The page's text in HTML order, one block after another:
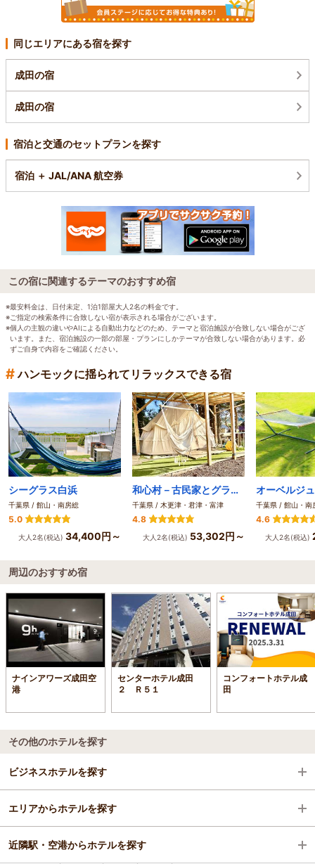
同じエリアにある宿を探す
成田の宿
成田の宿
宿泊と交通のセットプランを探す
宿泊 ＋ JAL/ANA 航空券
この宿に関連するテーマのおすすめ宿
※最安料金は、日付未定、1泊1部屋大人2名の料金です。
※ご指定の検索条件に合致しない宿が表示される場合がございます。
※個人の主観の違いやAIによる自動出力などのため、テーマと宿泊施設が合致しない場合がござ
います。また、宿泊施設の一部の部屋・プランにしかテーマが合致しない場合があります。必
ずご自身で内容をご確認ください。
# ハンモックに揺られてリラックスできる宿
シーグラス白浜
千葉県 / 館山・南房総
5.0
大人2名(税込) 34,400円～
和心村－古民家とグランピングと自然森山川海
千葉県 / 木更津・君津・富津
4.8
大人2名(税込) 53,302円～
千葉県 / 館山・南
4.6
大人2名(税込)
周辺のおすすめ宿
ナインアワーズ成田空
港
センターホテル成田
２ Ｒ５１
コンフォートホテル成
田
その他のホテルを探す
ビジネスホテルを探す
千葉県
成田
エリアからホテルを探す
千葉県
近隣駅・空港からホテルを探す